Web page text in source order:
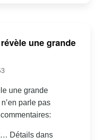
une grande
une grande
parle pas
Détails dans